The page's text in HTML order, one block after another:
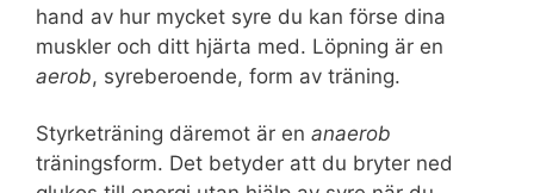
hand av hur mycket syre du kan förse dina
muskler och ditt hjärta med. Löpning är en
aerob, syreberoende, form av träning.
Styrketräning däremot är en anaerob
träningsform. Det betyder att du bryter ned